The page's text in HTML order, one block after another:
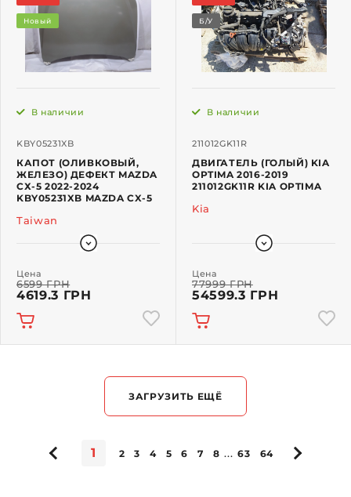
Новый
KBY05231XB
В наличии
КАПОТ (ОЛИВКОВЫЙ,
ЖЕЛЕЗО) ДЕФЕКТ MAZDA
СХ-5 2022-2024
KBY05231XB MAZDA CX-5
Taiwan
Цена
6599 ГРН
4619.3 ГРН
Б/У
211012GK11R
В наличии
ДВИГАТЕЛЬ (ГОЛЫЙ) KIA
OPTIMA 2016-2019
211012GK11R KIA OPTIMA
Kia
Цена
77999 ГРН
54599.3 ГРН
ЗАГРУЗИТЬ ЕЩЁ
1 2 3 4 5 6 7 8 ... 63 64